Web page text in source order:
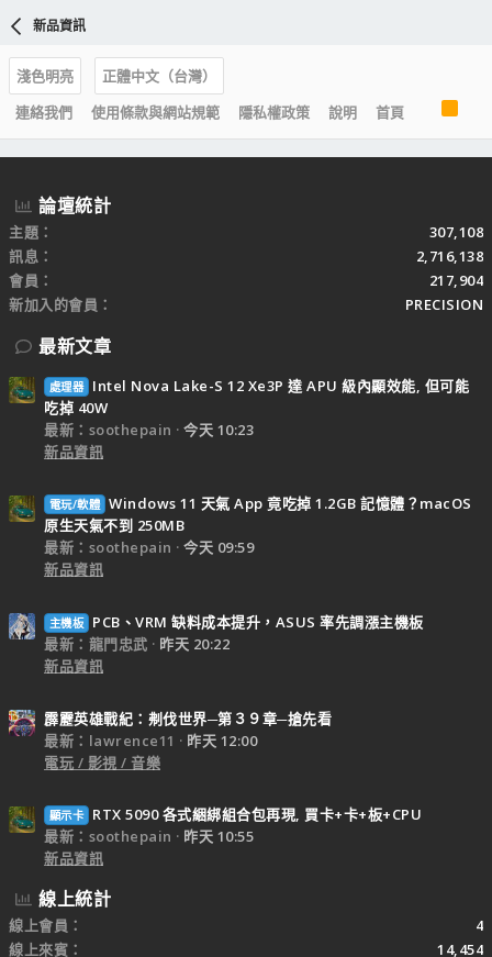
新品資訊
淺色明亮
正體中文（台灣）
連絡我們
使用條款與網站規範 隱私權政策 說明 首頁
S
論壇統計
主題
307,108
訊息
2,716,138
會員
217,904
新加入的會員
PRECISION
最新文章
處理器
Intel Nova Lake-S 12 Xe3P 達 APU 級內顯效能, 但可能
吃掉 40W
最新：soothepain
今天 10:23
新品資訊
電玩/軟體 Windows 11 天氣 App 竟吃掉 1.2GB 記憶體？macOS
原生天氣不到 250MB
最新：soothepain
今天 09:59
新品資訊
主機板
PCB、VRM 缺料成本提升，ASUS 率先調漲主機板
最新：龍門忠武
昨天 20:22
新品資訊
霹靂英雄戰紀：刜伐世界─第３９章─搶先看
最新：lawrence11
昨天 12:00
電玩 / 影視 / 音樂
顯示卡
RTX 5090 各式綑綁組合包再現, 買卡+卡+板+CPU
最新：soothepain
昨天 10:55
新品資訊
線上統計
線上會員
4
線上來賓
14,454